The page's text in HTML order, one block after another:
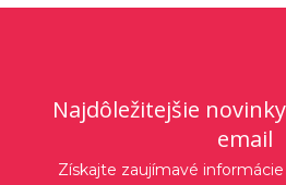
Najdôležitejšie
email
Získajte zaujímavé